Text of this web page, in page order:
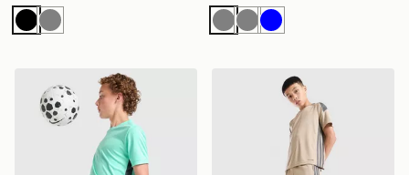
NeroGrigio GrigioGrigio
Blu
Nike Pantaloncino Academy Dri-FIT Junior
adidas Pantaloncino Tiro